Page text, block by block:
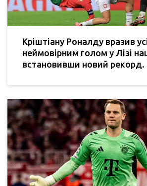
Кріштіану Роналду вразив
неймовірним голом у Лізі
встановивши новий рекорд.